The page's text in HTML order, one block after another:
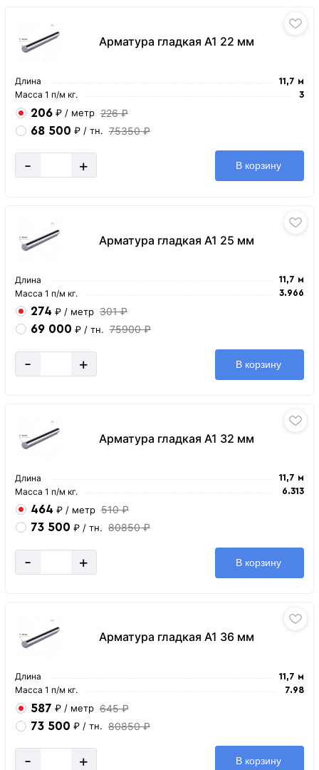
Арматура гладкая А1 22 мм
Длина 11,7 м
Масса 1 п/м кг. 3
206 ₽ / метр 226 ₽
68 500 ₽ / тн. 75350 ₽
- + В корзину
Арматура гладкая А1 25 мм
Длина 11,7 м
Масса 1 п/м кг. 3.966
274 ₽ / метр 301 ₽
69 000 ₽ / тн. 75900 ₽
- + В корзину
Арматура гладкая А1 32 мм
Длина 11,7 м
Масса 1 п/м кг. 6.313
464 ₽ / метр 510 ₽
73 500 ₽ / тн. 80850 ₽
- + В корзину
Арматура гладкая А1 36 мм
Длина 11,7 м
Масса 1 п/м кг. 7.98
587 ₽ / метр 645 ₽
73 500 ₽ / тн. 80850 ₽
- + В корзину